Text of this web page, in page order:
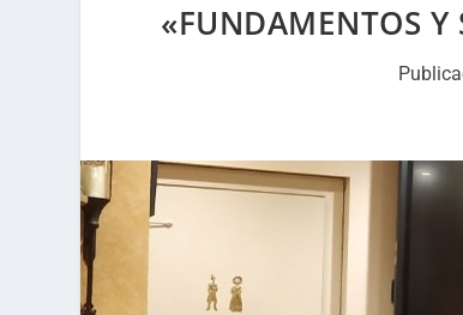
«FUNDAMENTOS Y